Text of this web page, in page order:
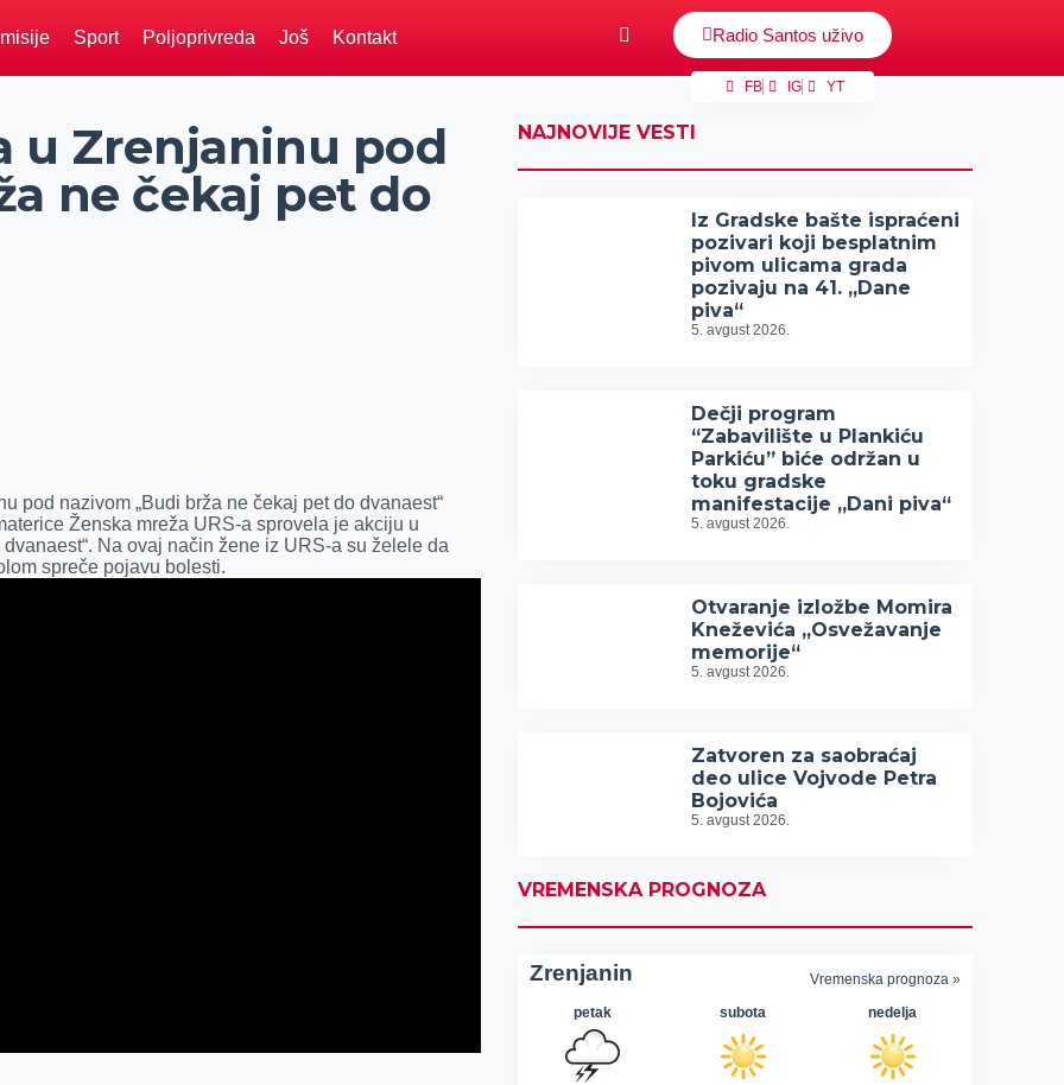
Sport Poljoprivreda Još Kontakt Radio Santos uživo
FB IG YT
u Zrenjaninu pod
ne čekaj pet do
pod nazivom „Budi brža ne čekaj pet do dvanaest“
Ženska mreža URS-a sprovela je akciju u
Na ovaj način žene iz URS-a su želele da
spreče pojavu bolesti.
NAJNOVIJE VESTI
Iz Gradske bašte ispraćeni
pozivari koji besplatnim
pivom ulicama grada
pozivaju na 41. „Dane
piva“
5. avgust 2026.
Dečji program
“Zabavilište u Plankiću
Parkiću” biće održan u
toku gradske
manifestacije „Dani piva“
5. avgust 2026.
Otvaranje izložbe Momira
Kneževića „Osvežavanje
memorije“
5. avgust 2026.
Zatvoren za saobraćaj
deo ulice Vojvode Petra
Bojovića
5. avgust 2026.
VREMENSKA PROGNOZA